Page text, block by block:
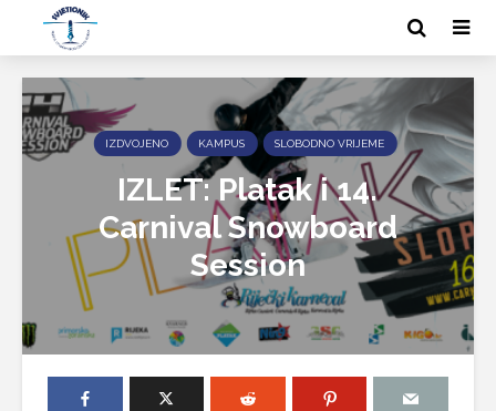
IZDVOJENO KAMPUS SLOBODNO VRIJEME
IZLET: Platak i 14.
Carnival Snowboard
Session